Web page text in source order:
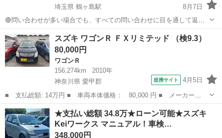
埼玉県 鶴ヶ島駅
8月7日
🔴問い合わせが多い場合でも、すべての問い合わせに目を通して返信
しておりますので、気にせずお気軽にお問い合わせください😊 ◆出品
番号◆ JS6G2145 ◆支払い総額◆ 34.8万円 ローン可能！ 提携ローン
会社による審査...
埼玉 川越市 鶴ヶ島駅
スズキ ワゴンＲ ＦＸリミテッド （検9.3）
80,000円
ワゴンＲ
156,274km
2010年
神奈川県 愛甲郡
提携サイト 4月5日
■ 支払総額: 14万円 ■ 車両本体価格： 80,000 円 ■ メーカー
名： スズキ ■ 車種名： ワゴンＲ ■ グレード名： ＦＸリミテ
ッド ■ 排気量： 660cc ■ ドア枚数： 5D ■ ミッション： AT4
速...
神奈川 愛甲郡 ワゴンＲ
★支払い総額 34.8万★ローン可能★スズキ
Keiワークス マニュアル！車検…
348,000円